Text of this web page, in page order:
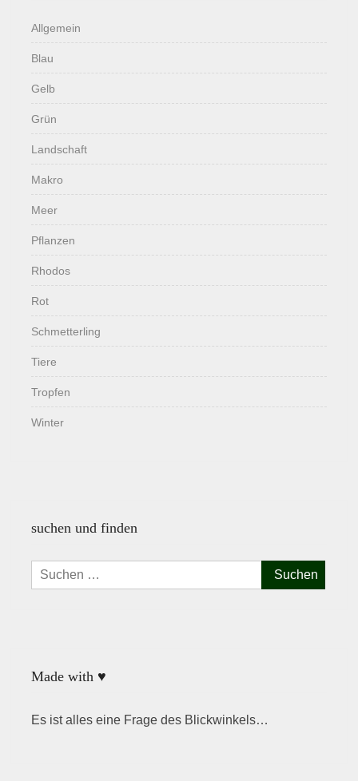
Allgemein
Blau
Gelb
Grün
Landschaft
Makro
Meer
Pflanzen
Rhodos
Rot
Schmetterling
Tiere
Tropfen
Winter
suchen und finden
Suchen
nach:
Made with ♥
Es ist alles eine Frage des Blickwinkels…